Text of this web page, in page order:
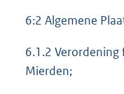
6:2 Algemene
6.1.2 Verordening
Mierden;